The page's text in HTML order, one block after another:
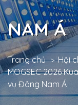
NAM Á
Trang chủ
Hội
MOGSEC 2026
vụ Đông Nam Á